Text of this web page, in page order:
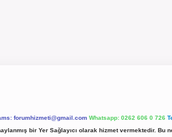
forumhizmeti@gmail.com Whatsapp: 0262 606 0 726
bir Yer Sağlayıcı olarak hizmet vermektedir.